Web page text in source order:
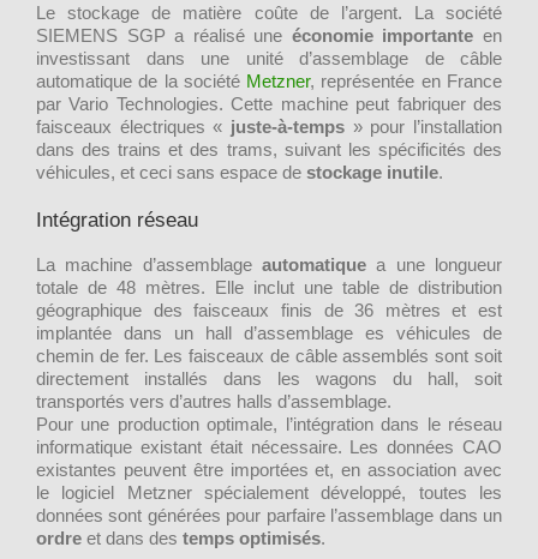
Le stockage de matière coûte de l’argent. La société
SIEMENS SGP a réalisé une économie importante en
investissant dans une unité d’assemblage de câble
automatique de la société Metzner, représentée en France
par Vario Technologies. Cette machine peut fabriquer des
faisceaux électriques « juste-à-temps » pour l’installation
dans des trains et des trams, suivant les spécificités des
véhicules, et ceci sans espace de stockage inutile.
Intégration réseau
La machine d’assemblage automatiquea une longueur
totale de 48 mètres. Elle inclut une table de distribution
géographique des faisceaux finis de 36 mètres et est
implantée dans un hall d’assemblage es véhicules de
chemin de fer. Les faisceaux de câble assemblés sont soit
directement installés dans les wagons du hall, soit
transportés vers d’autres halls d’assemblage.
Pour une production optimale, l’intégration dans le réseau
informatique existant était nécessaire. Les données CAO
existantes peuvent être importées et, en association avec
le logiciel Metzner spécialement développé, toutes les
données sont générées pour parfaire l’assemblage dans un
ordre et dans des temps optimisés.